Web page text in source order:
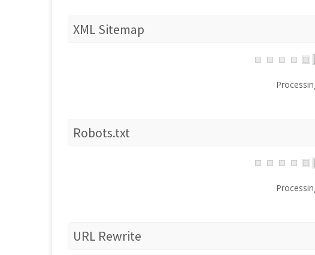
XML Sitemap
Robots.txt
URL Rewrite